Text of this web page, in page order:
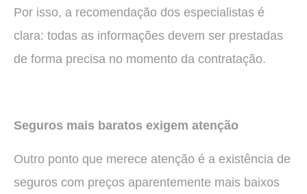
Por isso, a recomendação dos especialistas é
clara: todas as informações devem ser prestadas
de forma precisa no momento da contratação.
Seguros mais baratos exigem atenção
Outro ponto que merece atenção é a existência de
seguros com preços aparentemente mais baixos